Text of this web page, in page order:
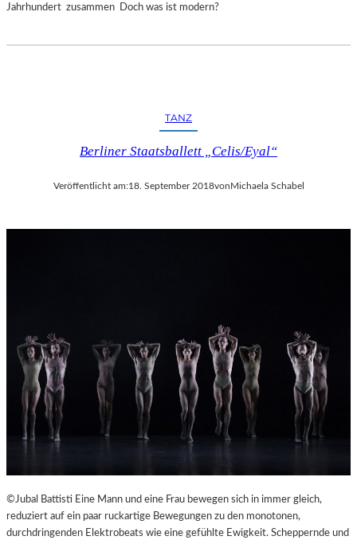
Jahrhundert zusammen Doch was ist modern?
TANZ
Berliner Staatsballett „Celis/Eyal“
Veröffentlicht am:18. September 2018vonMichaela Schabel
©Jubal Battisti Eine Mann und eine Frau bewegen sich in immer gleich,
reduziert auf ein paar ruckartige Bewegungen zu den monotonen,
durchdringenden Elektrobeats wie eine gefühlte Ewigkeit. Scheppernde und